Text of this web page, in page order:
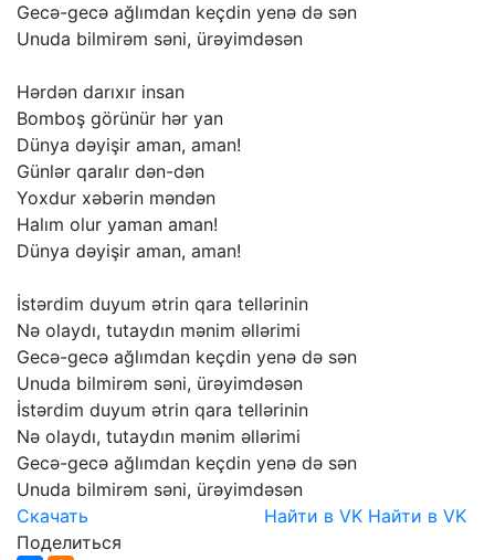
Gecə-gecə ağlımdan keçdin yenə də sən
Unuda bilmirəm səni, ürəyimdəsən
Hərdən darıxır insan
Bomboş görünür hər yan
Dünya dəyişir aman, aman!
Günlər qaralır dən-dən
Yoxdur xəbərin məndən
Halım olur yaman aman!
Dünya dəyişir aman, aman!
İstərdim duyum ətrin qara tellərinin
Nə olaydı, tutaydın mənim əllərimi
Gecə-gecə ağlımdan keçdin yenə də sən
Unuda bilmirəm səni, ürəyimdəsən
İstərdim duyum ətrin qara tellərinin
Nə olaydı, tutaydın mənim əllərimi
Gecə-gecə ağlımdan keçdin yenə də sən
Unuda bilmirəm səni, ürəyimdəsən
Скачать
Найти в VK Найти в VK
Поделиться